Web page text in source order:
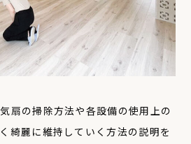
扇の掃除方法や各設備の使用上の
綺麗に維持していく方法の説明を